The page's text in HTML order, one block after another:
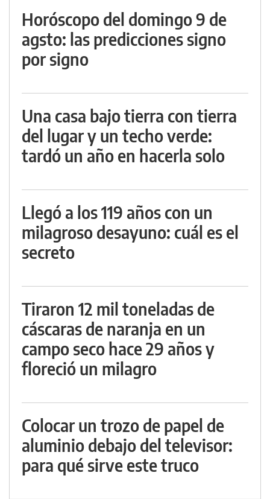
Horóscopo del domingo 9 de
agsto: las predicciones signo
por signo
Una casa bajo tierra con tierra
del lugar y un techo verde:
tardó un año en hacerla solo
Llegó a los 119 años con un
milagroso desayuno: cuál es el
secreto
Tiraron 12 mil toneladas de
cáscaras de naranja en un
campo seco hace 29 años y
floreció un milagro
Colocar un trozo de papel de
aluminio debajo del televisor:
para qué sirve este truco